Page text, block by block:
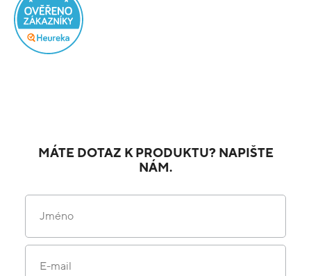
MÁTE DOTAZ K PRODUKTU? NAPIŠTE
NÁM.
Jméno
E-mail